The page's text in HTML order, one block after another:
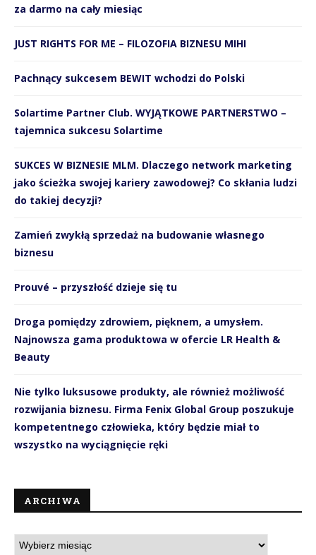
za darmo na cały miesiąc
JUST RIGHTS FOR ME – FILOZOFIA BIZNESU MIHI
Pachnący sukcesem BEWIT wchodzi do Polski
Solartime Partner Club. WYJĄTKOWE PARTNERSTWO –
tajemnica sukcesu Solartime
SUKCES W BIZNESIE MLM. Dlaczego network marketing
jako ścieżka swojej kariery zawodowej? Co skłania ludzi
do takiej decyzji?
Zamień zwykłą sprzedaż na budowanie własnego
biznesu
Prouvé – przyszłość dzieje się tu
Droga pomiędzy zdrowiem, pięknem, a umysłem.
Najnowsza gama produktowa w ofercie LR Health &
Beauty
Nie tylko luksusowe produkty, ale również możliwość
rozwijania biznesu. Firma Fenix Global Group poszukuje
kompetentnego człowieka, który będzie miał to
wszystko na wyciągnięcie ręki
ARCHIWA